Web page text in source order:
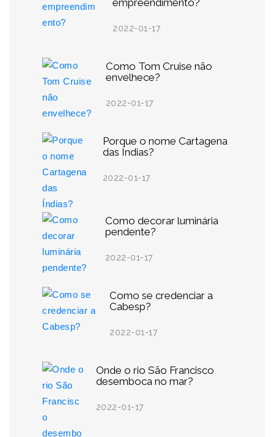
empreendimento?
2022-01-17
Como Tom Cruise não
envelhece?
2022-01-17
Porque o nome Cartagena
das Índias?
2022-01-17
Como decorar luminária
pendente?
2022-01-17
Como se credenciar a
Cabesp?
2022-01-17
Onde o rio São Francisco
desemboca no mar?
2022-01-17